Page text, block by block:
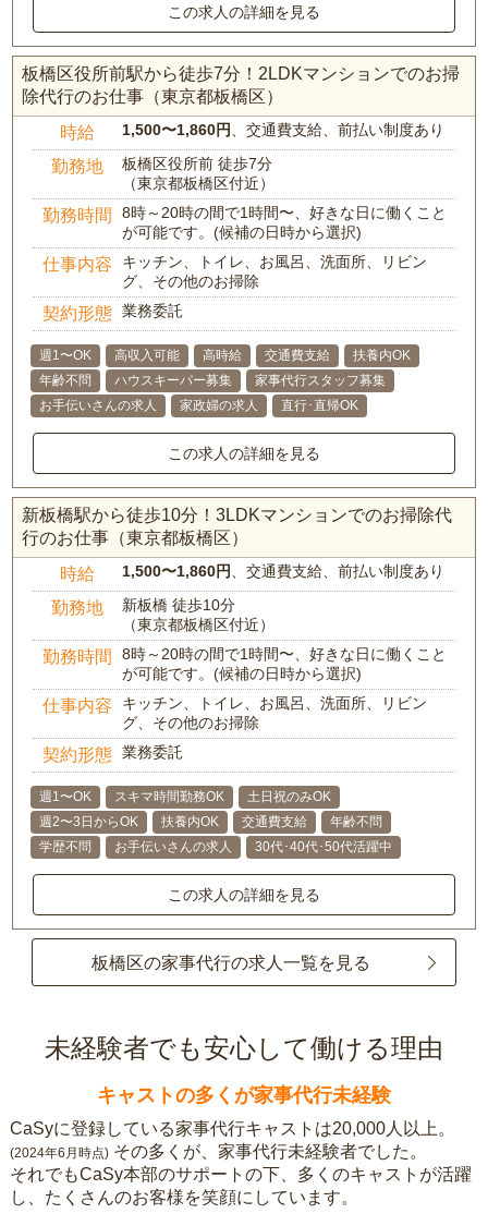
この求人の詳細を見る
板橋区役所前駅から徒歩7分！2LDKマンションでのお掃
除代行のお仕事（東京都板橋区）
時給 1,500〜1,860円 、交通費支給、前払い制度あり
勤務地
板橋区役所前 徒歩7分
（東京都板橋区付近）
勤務時間
8時～20時の間で1時間〜、好きな日に働くこと
が可能です。(候補の日時から選択)
仕事内容
キッチン、トイレ、お風呂、洗面所、リビン
グ、その他のお掃除
契約形態 業務委託
週1〜OK 高収入可能 高時給 交通費支給
扶養内OK
年齢不問
ハウスキーパー募集
家事代行スタッフ募集
お手伝いさんの求人
家政婦の求人 直行･直帰OK
この求人の詳細を見る
新板橋駅から徒歩10分！3LDKマンションでのお掃除代
行のお仕事（東京都板橋区）
時給 1,500〜1,860円 、交通費支給、前払い制度あり
勤務地
新板橋 徒歩10分
（東京都板橋区付近）
勤務時間
8時～20時の間で1時間〜、好きな日に働くこと
が可能です。(候補の日時から選択)
仕事内容
キッチン、トイレ、お風呂、洗面所、リビン
グ、その他のお掃除
契約形態 業務委託
週1〜OK スキマ時間勤務OK
土日祝のみOK
週2〜3日からOK
扶養内OK 交通費支給
年齢不問
学歴不問
お手伝いさんの求人 30代･40代･50代活躍中
この求人の詳細を見る
板橋区の家事代行の求人一覧を見る
未経験者でも安心して働ける理由
キャストの多くが家事代行未経験
CaSyに登録している家事代行キャストは20,000人以上。
(2024年6月時点) その多くが、家事代行未経験者でした。
それでもCaSy本部のサポートの下、多くのキャストが活躍
し、たくさんのお客様を笑顔にしています。